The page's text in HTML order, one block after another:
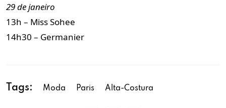
29 de janeiro
13h – Miss Sohee
14h30 – Germanier
Tags: Moda Paris Alta-Costura